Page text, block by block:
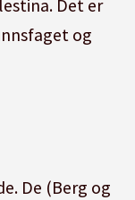
Det er
og
De (Berg og